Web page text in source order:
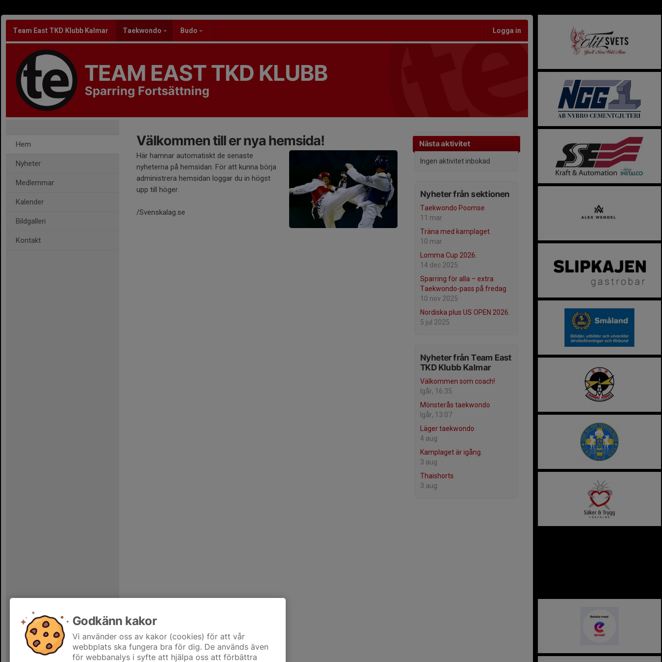
Team East TKD Klubb Kalmar Taekwondo Budo Logga in
TEAM EAST TKD KLUBB
Sparring Fortsättning
Hem
Nyheter
Medlemmar
Kalender
Bildgalleri
Kontakt
Nästa aktivitet
Ingen aktivitet inbokad
Nyheter från sektionen
Taekwondo Poomse
11 mar
Träna med kamplaget.
10 mar
Lomma Cup 2026.
14 dec 2025
Sparring för alla – extra
Taekwondo-pass på fredag
10 nov 2025
Nordiska plus US OPEN 2026.
5 jul 2025
Nyheter från Team East
TKD Klubb Kalmar
Välkommen som coach!
Igår, 16:35
Mönsterås taekwondo
Igår, 13:07
Läger taekwondo
4 aug
Kamplaget är igång.
3 aug
Thaishorts
3 aug
Välkommen till er nya hemsida!
Här hamnar automatiskt de senaste
nyheterna på hemsidan. För att kunna börja
administrera hemsidan loggar du in högst
upp till höger.
/Svenskalag.se
Godkänn kakor
Vi använder oss av kakor (cookies) för att vår
webbplats ska fungera bra för dig. De används även
för webbanalys i syfte att hjälpa oss att förbättra